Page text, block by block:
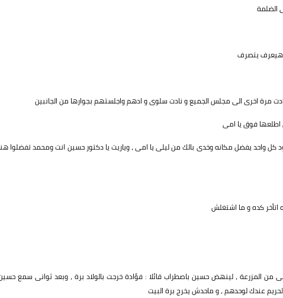
الضلمة
هيعرف يتصرف
مرة اخرى الى مجلس الجميع و نادت سلوى و ادهم واجلستهم بجوارها من الجانبين
اطلعها فوق يا امى
كل واحد يفضل مكانه وخدى بالك من ليلى يا امى ، وياريت يا دكتور حسين انت ومحمد تفضلوا
كده و ما اشتغلش
من المزرعة ، لينهض حسين باصطراب قائلا : فؤادة خرجت بالولاد برة ، وبعد ثوانى سمع
عندك لوحدهم ، و ماحدش يخرج برة البيت